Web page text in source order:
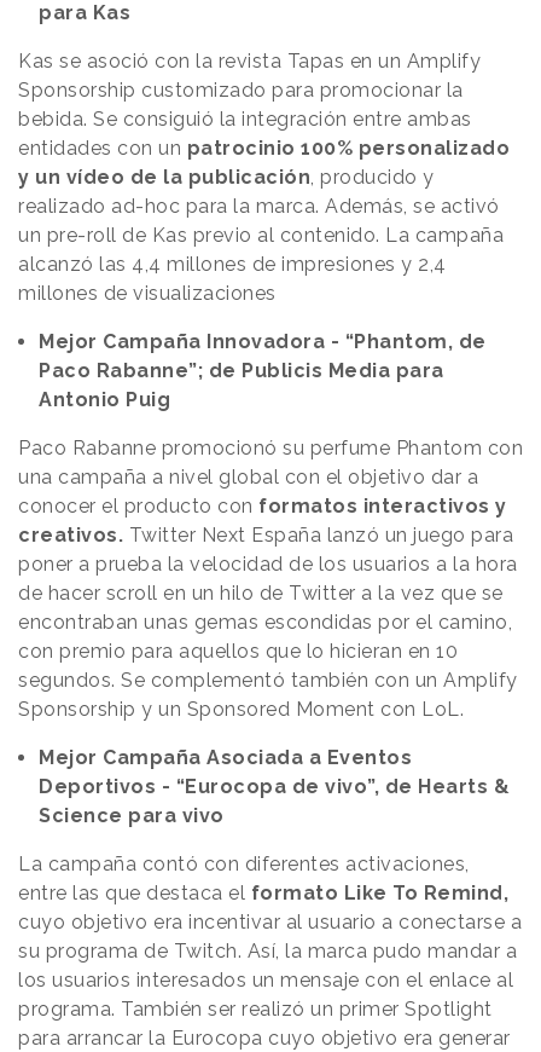
para Kas
Kas se asoció con la revista Tapas en un Amplify
Sponsorship customizado para promocionar la
bebida. Se consiguió la integración entre ambas
entidades con un patrocinio 100% personalizado
y un vídeo de la publicación, producido y
realizado ad-hoc para la marca. Además, se activó
un pre-roll de Kas previo al contenido. La campaña
alcanzó las 4,4 millones de impresiones y 2,4
millones de visualizaciones
Mejor Campaña Innovadora - “Phantom, de
Paco Rabanne”; de Publicis Media para
Antonio Puig
Paco Rabanne promocionó su perfume Phantom con
una campaña a nivel global con el objetivo dar a
conocer el producto con formatos interactivos y
creativos. Twitter Next España lanzó un juego para
poner a prueba la velocidad de los usuarios a la hora
de hacer scroll en un hilo de Twitter a la vez que se
encontraban unas gemas escondidas por el camino,
con premio para aquellos que lo hicieran en 10
segundos. Se complementó también con un Amplify
Sponsorship y un Sponsored Moment con LoL.
Mejor Campaña Asociada a Eventos
Deportivos - “Eurocopa de vivo”, de Hearts &
Science para vivo
La campaña contó con diferentes activaciones,
entre las que destaca el formato Like To Remind,
cuyo objetivo era incentivar al usuario a conectarse a
su programa de Twitch. Así, la marca pudo mandar a
los usuarios interesados un mensaje con el enlace al
programa. También ser realizó un primer Spotlight
para arrancar la Eurocopa cuyo objetivo era generar